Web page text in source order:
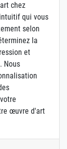
chez
qui vous
selon
la
et
Nous
œuvre d'art